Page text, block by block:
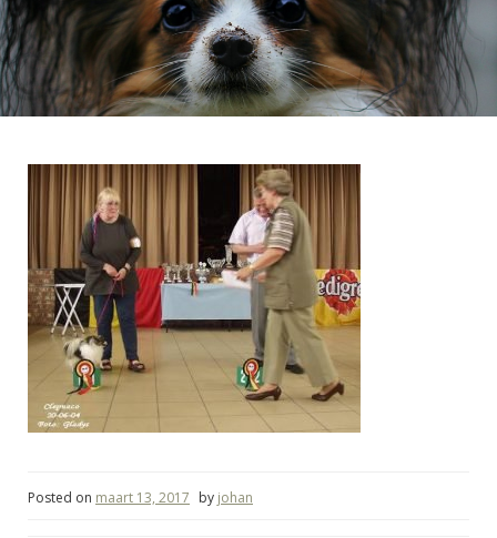
Posted on maart 13, 2017 by johan